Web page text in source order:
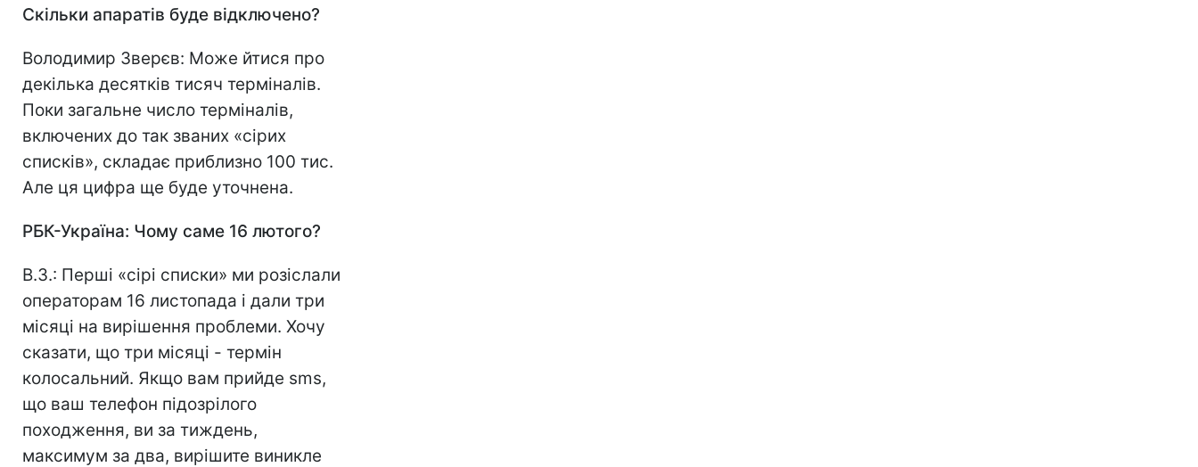
Скільки апаратів буде відключено?
Володимир Зверєв: Може йтися про
декілька десятків тисяч терміналів.
Поки загальне число терміналів,
включених до так званих «сірих
списків», складає приблизно 100 тис.
Але ця цифра ще буде уточнена.
РБК-Україна: Чому саме 16 лютого?
В.З.: Перші «сірі списки» ми розіслали
операторам 16 листопада і дали три
місяці на вирішення проблеми. Хочу
сказати, що три місяці - термін
колосальний. Якщо вам прийде sms,
що ваш телефон підозрілого
походження, ви за тиждень,
максимум за два, вирішите виникле